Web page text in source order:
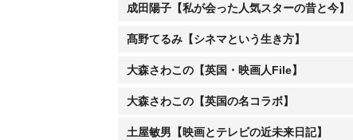
成田陽子【私が会った人気スターの昔と今】
髙野てるみ【シネマという生き方】
大森さわこの【英国・映画人File】
大森さわこの【英国の名コラボ】
土屋敏男【映画とテレビの近未来日記】